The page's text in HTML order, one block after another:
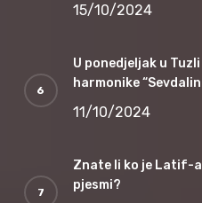
15/10/2024
U ponedjeljak u
harmonike
11/10/2024
Znate li ko je Latif-
pjesmi?